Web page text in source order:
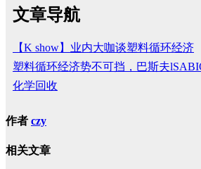
文章导航
【K show】业内大咖谈塑料循环经济
塑料循环经济势不可挡，巴斯夫
化学回收
作者 czy
相关文章